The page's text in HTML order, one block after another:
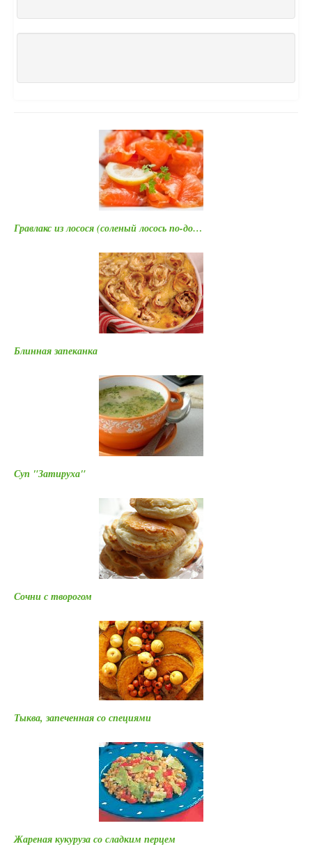
Гравлакс из лосося (соленый лосось по-до…
Блинная запеканка
Суп "Затируха"
Сочни с творогом
Тыква, запеченная со специями
Жареная кукуруза со сладким перцем